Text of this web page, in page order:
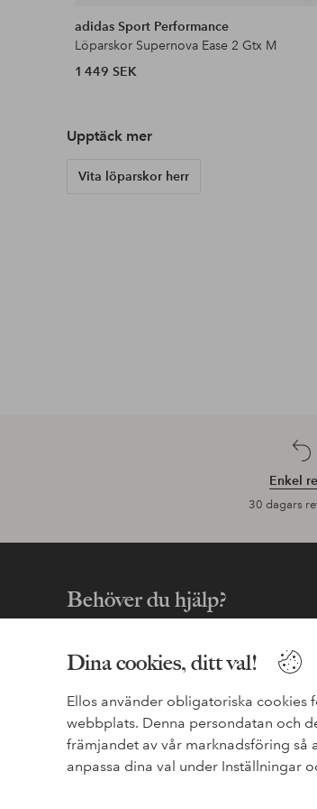
Dina cookies, ditt val!
Ellos använder obligatoriska cookies
webbplats. Denna persondatan och
främjandet av vår marknadsföring så
anpassa dina val under Inställningar
adidas Sport Performance
Löparskor Supernova Ease 2 Gtx M
1 449 SEK
Upptäck mer
Vita löparskor herr
Enkel
30 dagars
Behöver du hjälp?
Kundservice Beställning
Rabatter Retur & Reklamation